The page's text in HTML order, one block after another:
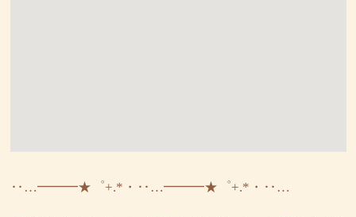
‥…━━━★゜+.*・‥…━━━★゜+.*・‥…